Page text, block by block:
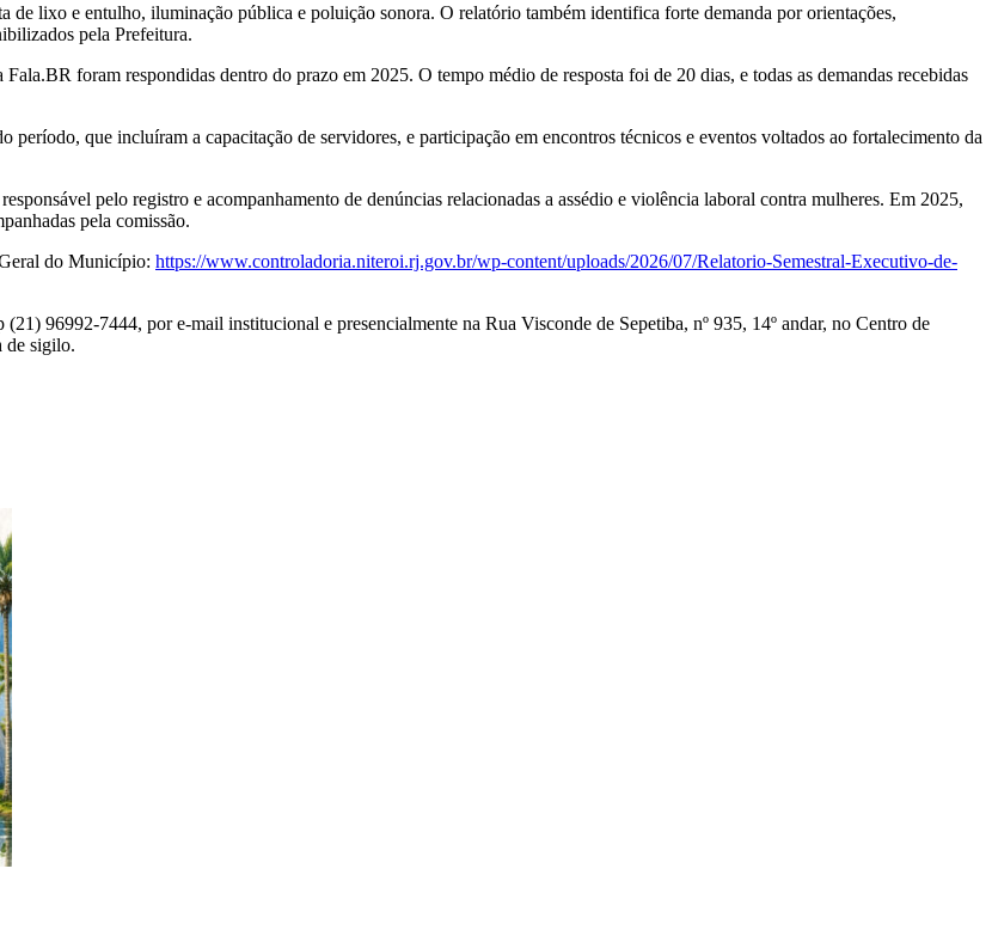
de lixo e entulho, iluminação pública e poluição sonora. O relatório também identifica forte demanda por orientações,
pela Prefeitura.
foram respondidas dentro do prazo em 2025. O tempo médio de resposta foi de 20 dias, e todas as demandas recebidas
período, que incluíram a capacitação de servidores, e participação em encontros técnicos e eventos voltados ao fortalecimento da
pelo registro e acompanhamento de denúncias relacionadas a assédio e violência laboral contra mulheres. Em 2025,
pela comissão.
do Município: https://www.controladoria.niteroi.rj.gov.br/wp-content/uploads/2026/07/Relatorio-Semestral-Executivo-de-
96992-7444, por e-mail institucional e presencialmente na Rua Visconde de Sepetiba, nº 935, 14º andar, no Centro de
de sigilo.